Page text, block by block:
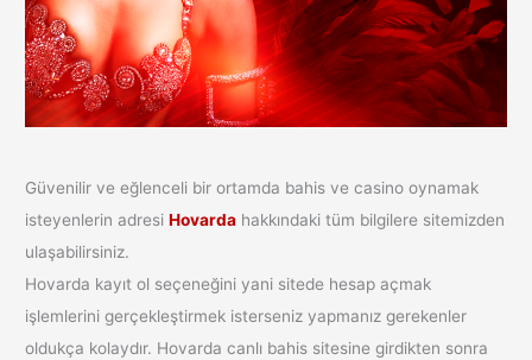
Güvenilir ve eğlenceli bir ortamda bahis ve casino oynamak
isteyenlerin adresiHovarda hakkındaki tüm bilgilere sitemizden
ulaşabilirsiniz.
Hovarda kayıt ol seçeneğini yani sitede hesap açmak
işlemlerini gerçekleştirmek isterseniz yapmanız gerekenler
oldukça kolaydır. Hovarda canlı bahis sitesine girdikten sonra